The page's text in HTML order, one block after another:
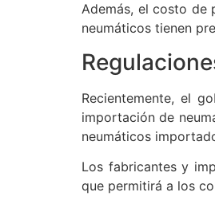
Además, el costo de
neumáticos tienen
Recientemente, el
importación de
neumáticos
Los fabricantes y
que permitirá a los